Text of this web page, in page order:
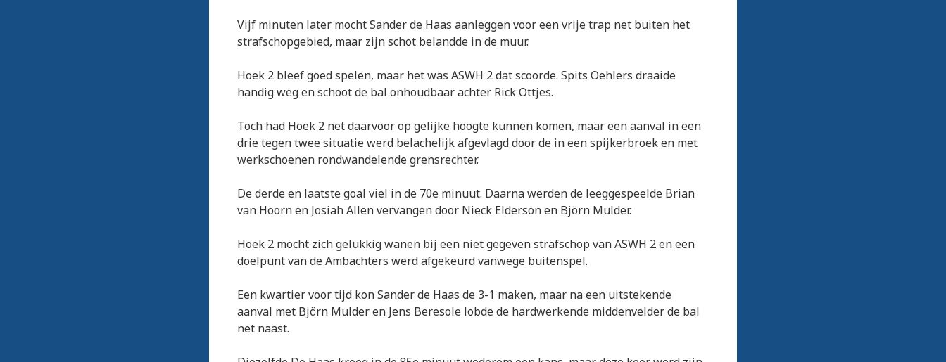
Vijf minuten later mocht Sander de Haas aanleggen voor een vrije trap net buiten het
strafschopgebied, maar zijn schot belandde in de muur.
Hoek 2 bleef goed spelen, maar het was ASWH 2 dat scoorde. Spits Oehlers draaide
handig weg en schoot de bal onhoudbaar achter Rick Ottjes.
Toch had Hoek 2 net daarvoor op gelijke hoogte kunnen komen, maar een aanval in een
drie tegen twee situatie werd belachelijk afgevlagd door de in een spijkerbroek en met
werkschoenen rondwandelende grensrechter.
De derde en laatste goal viel in de 70e minuut. Daarna werden de leeggespeelde Brian
van Hoorn en Josiah Allen vervangen door Nieck Elderson en Björn Mulder.
Hoek 2 mocht zich gelukkig wanen bij een niet gegeven strafschop van ASWH 2 en een
doelpunt van de Ambachters werd afgekeurd vanwege buitenspel.
Een kwartier voor tijd kon Sander de Haas de 3-1 maken, maar na een uitstekende
aanval met Björn Mulder en Jens Beresole lobde de hardwerkende middenvelder de bal
net naast.